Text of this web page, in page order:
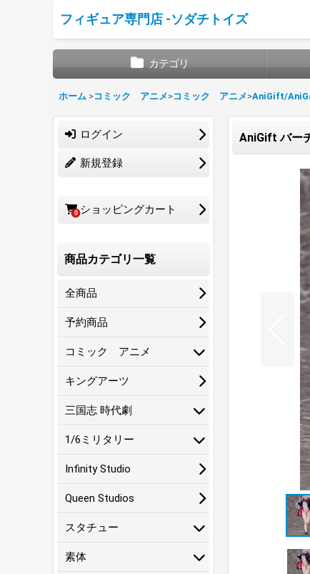
フィギュア専門店 -ソダチトイズ
カテゴリ
ホーム >コミック アニメ >コミック アニメ >AniGift/
ログイン
新規登録
0 ショッピングカート
商品カテゴリ一覧
全商品
予約商品
コミック アニメ
キングアーツ
三国志 時代劇
1/6ミリタリー
Infinity Studio
Queen Studios
スタチュー
素体
AniGift バー